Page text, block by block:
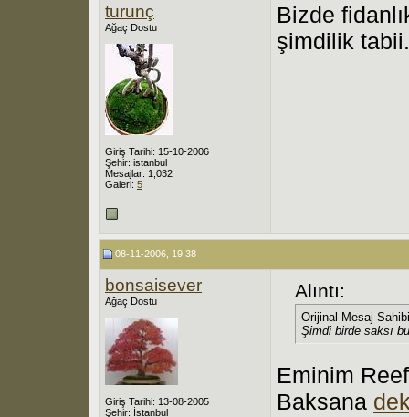
turunç
Ağaç Dostu
Giriş Tarihi: 15-10-2006
Şehir: istanbul
Mesajlar: 1,032
Galeri: 5
Bizde
şimdilik
08-11-2006, 19:38
bonsaisever
Ağaç Dostu
Giriş Tarihi: 13-08-2005
Şehir: İstanbul
Alıntı:
Orijinal Mesaj
Şimdi birde saksı
Eminim
Baksana